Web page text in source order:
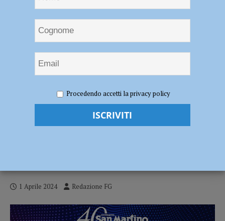
le scale della sua abitazione di Niviano, 85enne soccorsa in
eliambulanza
Cade lungo le scale della sua abitazione
1 Aprile 2024 Redazione FG
Procedendo accetti la privacy policy